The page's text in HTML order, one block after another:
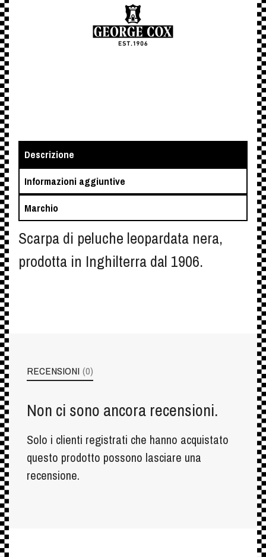
Descrizione
Informazioni aggiuntive
Marchio
Scarpa di peluche leopardata nera,
prodotta in Inghilterra dal 1906.
RECENSIONI (0)
Non ci sono ancora recensioni.
Solo i clienti registrati che hanno acquistato
questo prodotto possono lasciare una
recensione.